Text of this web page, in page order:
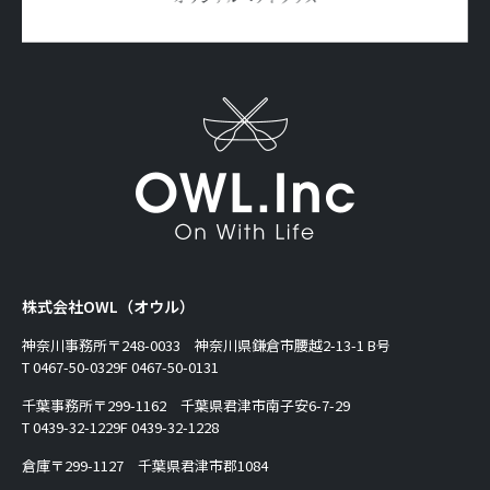
株式会社OWL（オウル）
神奈川事務所〒248-0033 神奈川県鎌倉市腰越2-13-1 B号
T 0467-50-0329F 0467-50-0131
千葉事務所〒299-1162 千葉県君津市南子安6-7-29
T 0439-32-1229F 0439-32-1228
倉庫〒299-1127 千葉県君津市郡1084